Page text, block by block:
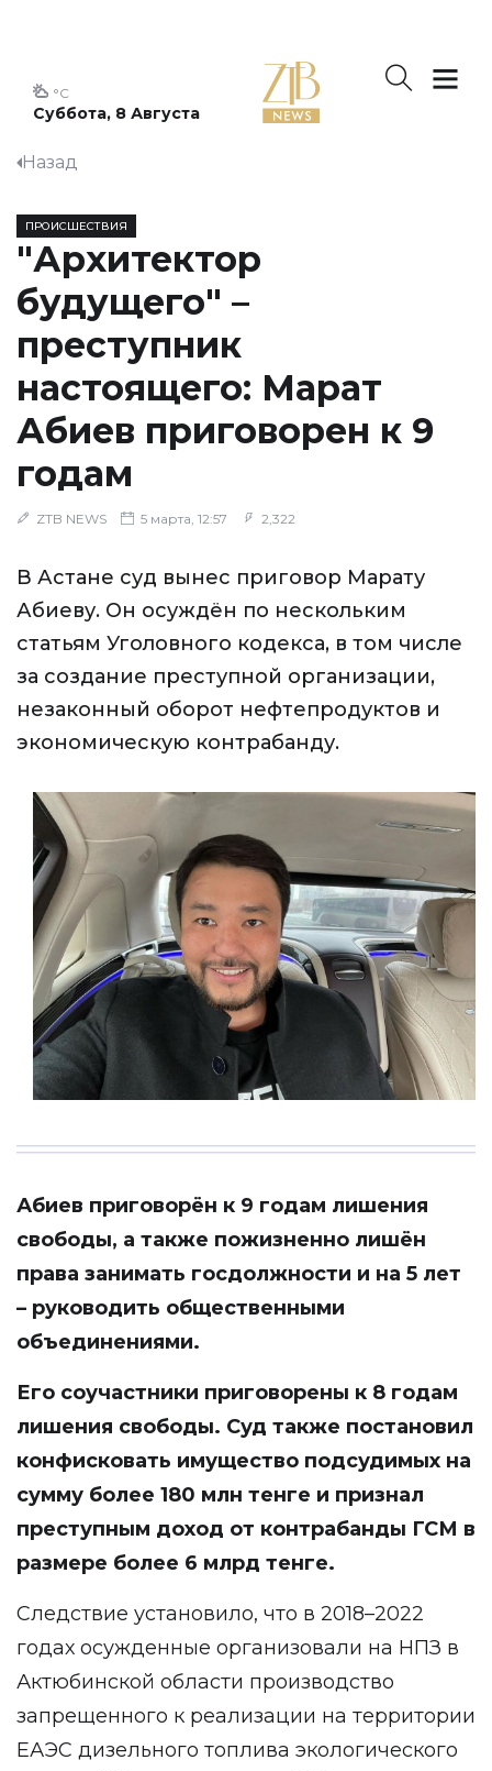
Суббота, 8 Августа
°C
Назад
ПРОИСШЕСТВИЯ
"Архитектор
будущего" –
преступник
настоящего: Марат
Абиев приговорен к 9
годам
ZTB NEWS 5 марта, 12:57 2,322
В Астане суд вынес приговор Марату
Абиеву. Он осуждён по нескольким
статьям Уголовного кодекса, в том числе
за создание преступной организации,
незаконный оборот нефтепродуктов и
экономическую контрабанду.
Абиев приговорён к 9 годам лишения
свободы, а также пожизненно лишён
права занимать госдолжности и на 5 лет
– руководить общественными
объединениями.
Его соучастники приговорены к 8 годам
лишения свободы. Суд также постановил
конфисковать имущество подсудимых на
сумму более 180 млн тенге и признал
преступным доход от контрабанды ГСМ в
размере более 6 млрд тенге.
Следствие установило, что в 2018–2022
годах осужденные организовали на НПЗ в
Актюбинской области производство
запрещенного к реализации на территории
ЕАЭС дизельного топлива экологического